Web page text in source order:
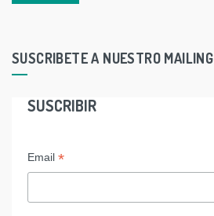
SUSCRIBETE A NUESTRO MAILING
SUSCRIBIR
Email *